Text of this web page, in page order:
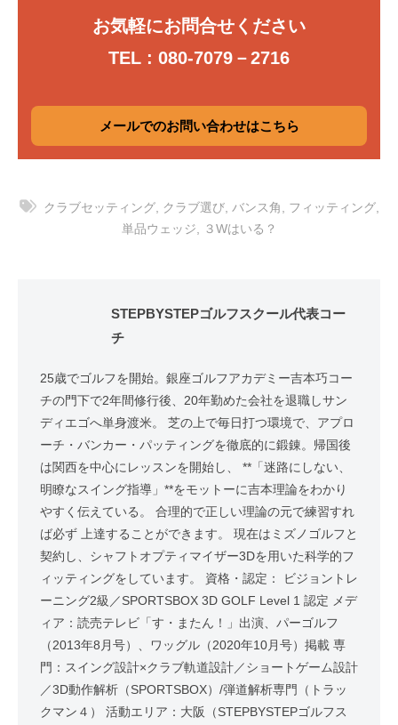
お気軽にお問合せください
TEL : 080-7079－2716
メールでのお問い合わせはこちら
クラブセッティング, クラブ選び, バンス角 , フィッティング,
単品ウェッジ, ３Wはいる？
STEPBYSTEPゴルフスクール代表コー
チ
25歳でゴルフを開始。銀座ゴルフアカデミー吉本巧コー
チの門下で2年間修行後、20年勤めた会社を退職しサン
ディエゴへ単身渡米。 芝の上で毎日打つ環境で、アプロ
ーチ・バンカー・パッティングを徹底的に鍛錬。帰国後
は関西を中心にレッスンを開始し、 **「迷路にしない、
明瞭なスイング指導」**をモットーに吉本理論をわかり
やすく伝えている。 合理的で正しい理論の元で練習すれ
ば必ず 上達することができます。 現在はミズノゴルフと
契約し、シャフトオプティマイザー3Dを用いた科学的フ
ィッティングをしています。 資格・認定： ビジョントレ
ーニング2級／SPORTSBOX 3D GOLF Level 1 認定 メデ
ィア：読売テレビ「す・またん！」出演、パーゴルフ
（2013年8月号）、ワッグル（2020年10月号）掲載 専
門：スイング設計×クラブ軌道設計／ショートゲーム設計
／3D動作解析（SPORTSBOX）/弾道解析専門（トラッ
クマン４） 活動エリア：大阪（STEPBYSTEPゴルフス